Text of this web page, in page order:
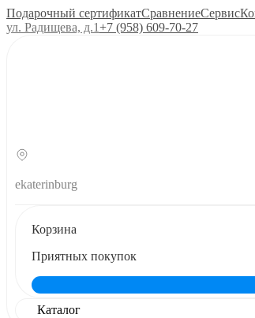
Подарочный сертификатСравнениеСервис
ул. Радищева, д.1+7 (958) 609‑70‑27
ekaterinburg
Корзина
Приятных покупок
Каталог